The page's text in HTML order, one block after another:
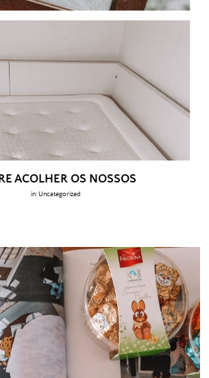
ACOLHER OS NOSSOS
in: Uncategorized